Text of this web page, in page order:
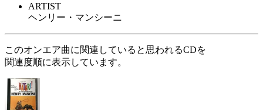
ARTIST
ヘンリー・マンシーニ
このオンエア曲に関連していると思われるCDを
関連度順に表示しています。